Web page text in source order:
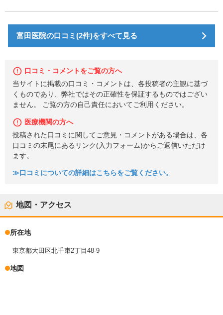
富田医院の口コミ(2件)をすべて見る
口コミ・コメントをご覧の方へ
当サイトに掲載の口コミ・コメントは、各投稿者の主観に基づ
くものであり、弊社ではその正確性を保証するものではござい
ません。 ご覧の方の自己責任においてご利用ください。
医療機関の方へ
投稿された口コミに関してご意見・コメントがある場合は、各
口コミの末尾にあるリンク(入力フォーム)からご返信いただけ
ます。
≫口コミについての詳細はこちらをご覧ください。
地図・アクセス
所在地
東京都大田区北千束2丁目48-9
地図